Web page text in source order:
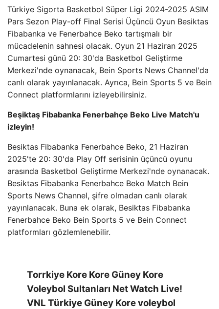
Türkiye Sigorta Basketbol Süper Ligi 2024-2025 ASIM
Pars Sezon Play-off Final Serisi Üçüncü Oyun Besiktas
Fibabanka ve Fenerbahce Beko tartışmalı bir
mücadelenin sahnesi olacak. Oyun 21 Haziran 2025
Cumartesi günü 20: 30'da Basketbol Geliştirme
Merkezi'nde oynanacak, Bein Sports News Channel'da
canlı olarak yayınlanacak. Ayrıca, Bein Sports 5 ve Bein
Connect platformlarını izleyebilirsiniz.
Beşiktaş Fibabanka Fenerbahçe Beko Live Match'u
izleyin!
Besiktas Fibabanka Fenerbahce Beko, 21 Haziran
2025'te 20: 30'da Play Off serisinin üçüncü oyunu
arasında Basketbol Geliştirme Merkezi'nde oynanacak.
Besiktas Fibabanka Fenerbahce Beko Match Bein
Sports News Channel, şifre olmadan canlı olarak
yayınlanacak. Buna ek olarak, Besiktas Fibabanka
Fenerbahce Beko Bein Sports 5 ve Bein Connect
platformları gözlemlenebilir.
Torrkiye Kore Kore Güney Kore
Voleybol Sultanları Net Watch Live!
VNL Türkiye Güney Kore voleybol